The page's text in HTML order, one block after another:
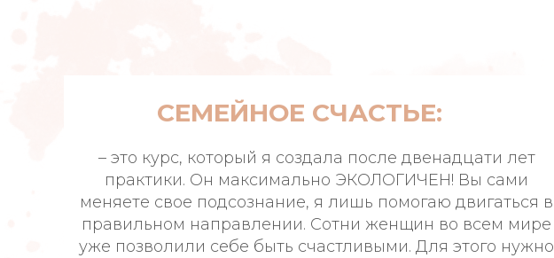
СЕМЕЙНОЕ СЧАСТЬЕ:
– это курс, который я создала после двенадцати лет
практики. Он максимально ЭКОЛОГИЧЕН! Вы сами
меняете свое подсознание, я лишь помогаю двигаться в
правильном направлении. Сотни женщин во всем мире
уже позволили себе быть счастливыми. Для этого нужно